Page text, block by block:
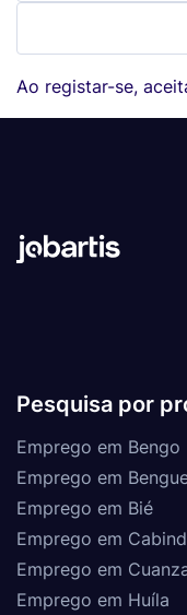
Ao registar-se,
Pesquisa por
Emprego em Bengo
Emprego em
Emprego em Bié
Emprego em
Emprego em
Emprego em Huíla